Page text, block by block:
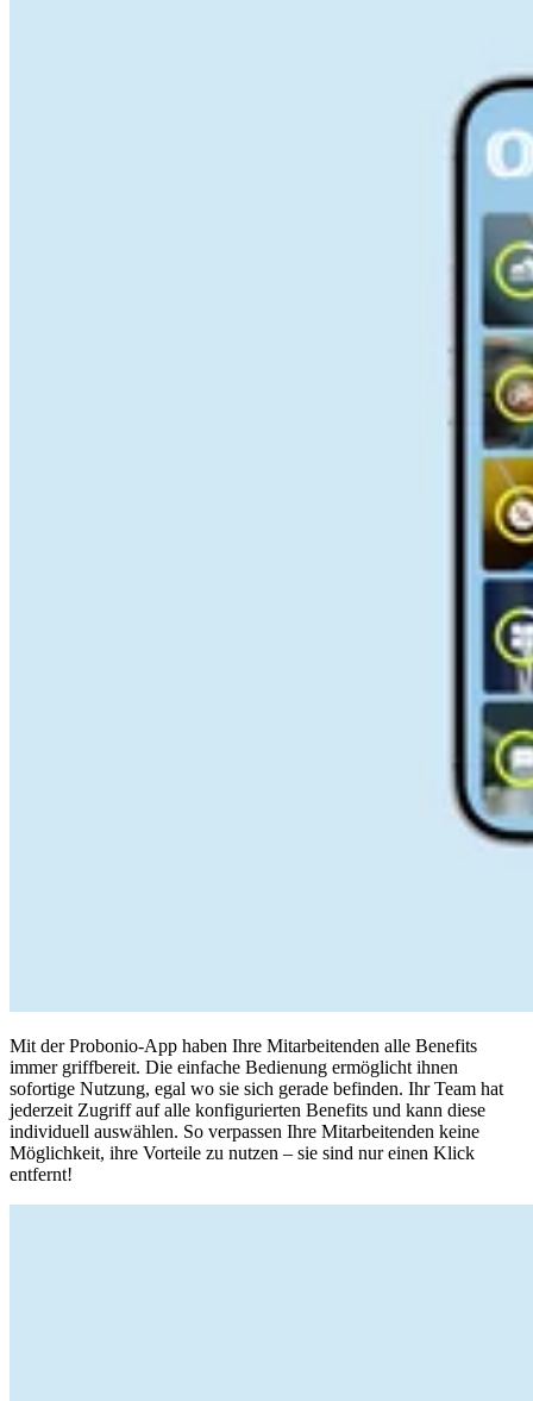
Mit der Probonio-App haben Ihre Mitarbeitenden alle Benefits
immer griffbereit. Die einfache Bedienung ermöglicht ihnen
sofortige Nutzung, egal wo sie sich gerade befinden. Ihr Team hat
jederzeit Zugriff auf alle konfigurierten Benefits und kann diese
individuell auswählen. So verpassen Ihre Mitarbeitenden keine
Möglichkeit, ihre Vorteile zu nutzen – sie sind nur einen Klick
entfernt!